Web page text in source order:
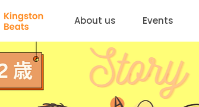
About us Events